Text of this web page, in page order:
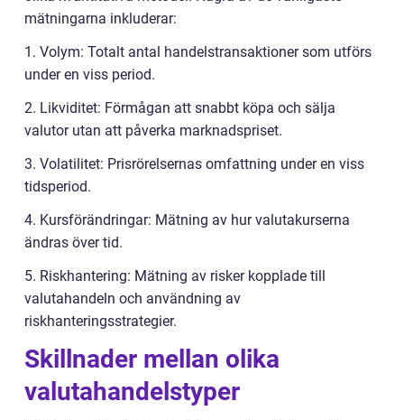
mätningarna inkluderar:
1. Volym: Totalt antal handelstransaktioner som utförs
under en viss period.
2. Likviditet: Förmågan att snabbt köpa och sälja
valutor utan att påverka marknadspriset.
3. Volatilitet: Prisrörelsernas omfattning under en viss
tidsperiod.
4. Kursförändringar: Mätning av hur valutakurserna
ändras över tid.
5. Riskhantering: Mätning av risker kopplade till
valutahandeln och användning av
riskhanteringsstrategier.
Skillnader mellan olika
valutahandelstyper